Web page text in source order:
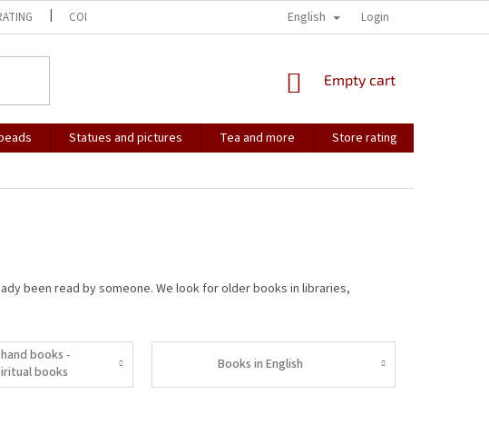
CONTACT SOULMATES
English Login
SHOPPING
Empty cart
Statues and pictures Tea and more Store rating
been read by someone. We look for older books in libraries,
books -
books
Books in English